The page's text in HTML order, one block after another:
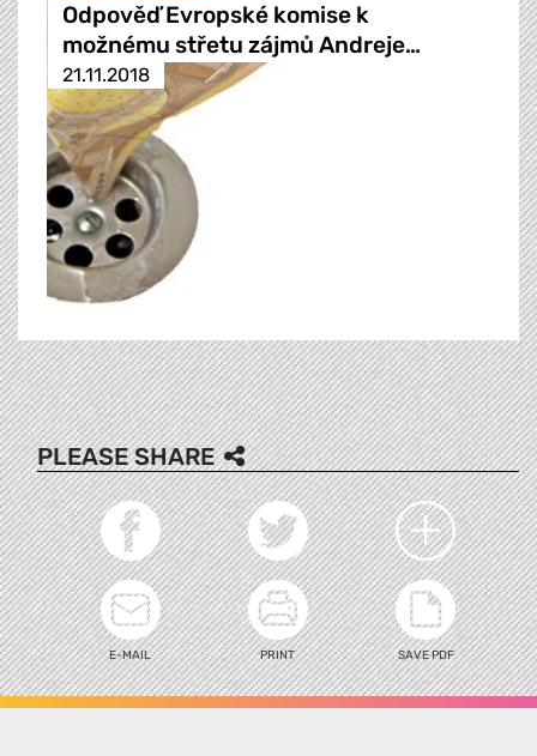
Odpověď Evropské komise k
možnému střetu zájmů Andreje…
21.11.2018
PLEASE SHARE
E-MAIL PRINT SAVE PDF